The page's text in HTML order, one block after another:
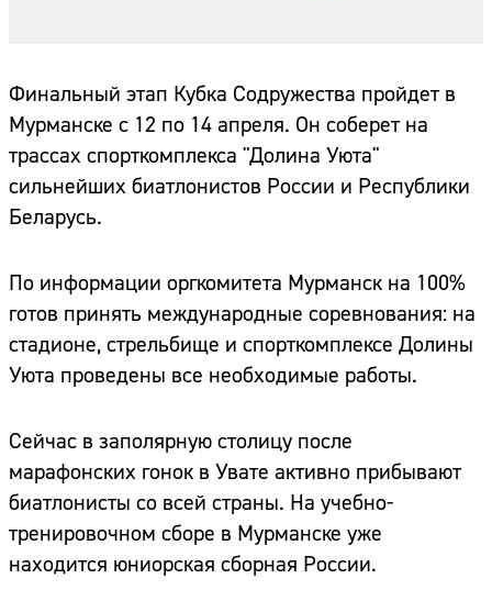
Финальный этап Кубка Содружества пройдет в
Мурманске с 12 по 14 апреля. Он соберет на
трассах спорткомплекса "Долина Уюта"
сильнейших биатлонистов России и Республики
Беларусь.
По информации оргкомитета Мурманск на 100%
готов принять международные соревнования: на
стадионе, стрельбище и спорткомплексе Долины
Уюта проведены все необходимые работы.
Сейчас в заполярную столицу после
марафонских гонок в Увате активно прибывают
биатлонисты со всей страны. На учебно-
тренировочном сборе в Мурманске уже
находится юниорская сборная России.